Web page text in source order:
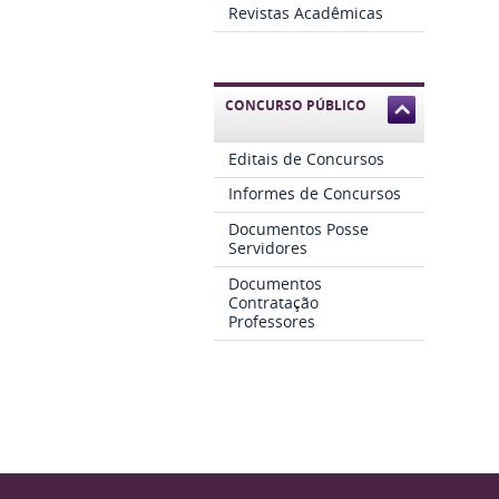
Revistas Acadêmicas
CONCURSO PÚBLICO
Editais de Concursos
Informes de Concursos
Documentos Posse
Servidores
Documentos
Contratação
Professores